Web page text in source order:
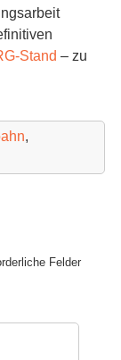
Stand – zu
,
Felder